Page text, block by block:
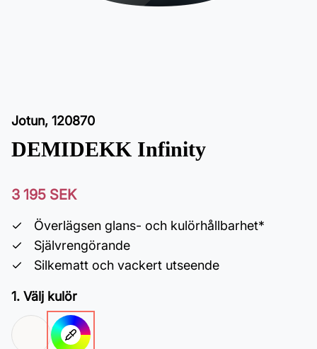
Jotun, 120870
DEMIDEKK Infinity
3 195 SEK
Överlägsen glans- och kulörhållbarhet*
Självrengörande
Silkematt och vackert utseende
1. Välj kulör